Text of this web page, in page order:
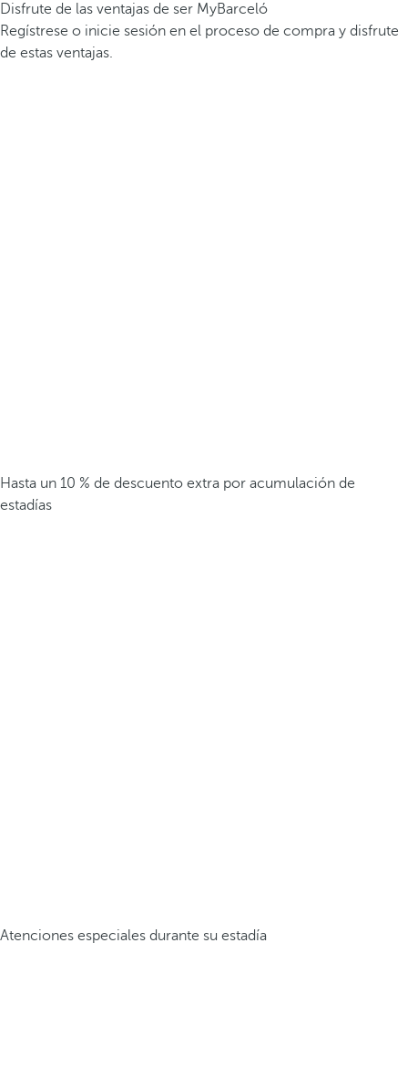
Disfrute de las ventajas de ser MyBarceló
Regístrese o inicie sesión en el proceso de compra y disfrute
de estas ventajas.
Hasta un 10 % de descuento extra por acumulación de
estadías
Atenciones especiales durante su estadía